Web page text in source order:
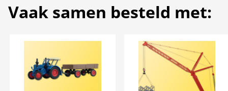
Vaak samen besteld met: